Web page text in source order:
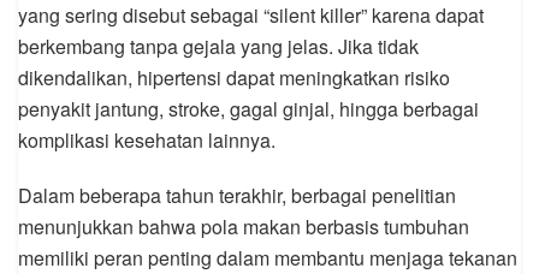
yang sering disebut sebagai “silent killer” karena dapat
berkembang tanpa gejala yang jelas. Jika tidak
dikendalikan, hipertensi dapat meningkatkan risiko
penyakit jantung, stroke, gagal ginjal, hingga berbagai
komplikasi kesehatan lainnya.
Dalam beberapa tahun terakhir, berbagai penelitian
menunjukkan bahwa pola makan berbasis tumbuhan
memiliki peran penting dalam membantu menjaga tekanan